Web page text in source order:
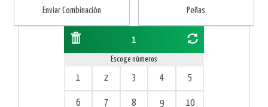
Enviar Combinación Peñas
1
Escoge números
1 2 3 4 5
6 7 8 9 10